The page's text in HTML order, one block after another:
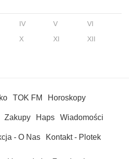
IV V
VI
X XI XII
TOK FM Horoskopy
Zakupy Haps Wiadomości
- O Nas Kontakt - Plotek